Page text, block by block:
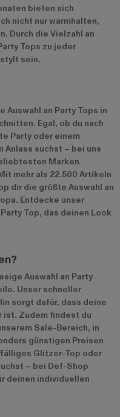
bieten sich
nicht nur warmhalten,
Durch die Vielzahl an
Tops zu jeder
sein.
Auswahl an Party Tops in
Egal, ob du nach
Party oder einem
Anlass suchst – bei uns
Marken
mehr als 22.500 Artikeln
dir die größte Auswahl an
Entdecke unser
Top, das deinen Look
Auswahl an Party
Unser schneller
sorgt dafür, dass deine
ist. Zudem findest du
Sale-Bereich, in
günstigen Preisen
Glitzer-Top oder
– bei Def-Shop
deinen individuellen